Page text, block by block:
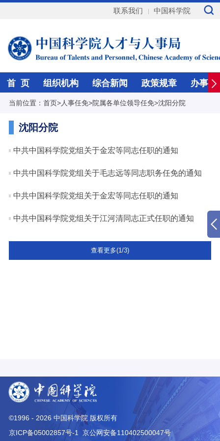
联系我们 中国科学院
首 页 组织机构 综合新闻 政策规章 办事指
当前位置： 首页>人事任免>院属各单位领导任免>沈阳分院
沈阳分院
中共中国科学院党组关于金宏等同志任职的通知
中共中国科学院党组关于毛志远等同志职务任免的通知
中共中国科学院党组关于金宏等同志任职的通知
中共中国科学院党组关于江河清同志正式任职的通知
查看更多(1/3)
©1996 - 2026 中国科学院 版权所有
京ICP备05002857号-1
京公网安备110402500047号